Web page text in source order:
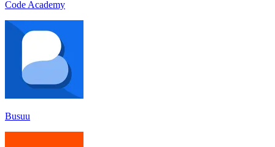
Code Academy
Busuu